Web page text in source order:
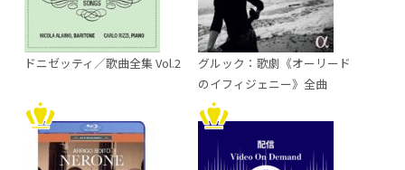
ドニゼッティ／歌曲全集 Vol.2
グルック：歌劇《オーリード
のイフィジェニー》全曲